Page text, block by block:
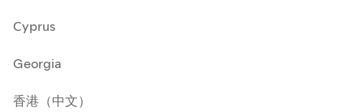
Cyprus
Georgia
香港（中文）